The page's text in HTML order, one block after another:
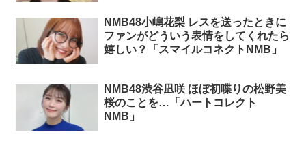
NMB48小嶋花梨 レスを送ったときに
ファンがどういう表情をしてくれたら
嬉しい？「スマイルコネクトNMB」
NMB48渋谷凪咲 ほぼ初喋りの松野美
桜のことを…「ハートコレクト
NMB」